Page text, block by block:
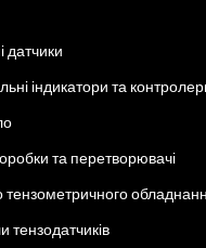
датчики
індикатори та
та перетворювачі
тензометричного
тензодатчиків